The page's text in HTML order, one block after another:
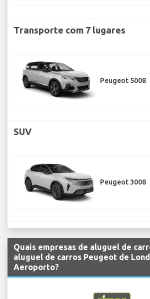
Transporte com 7 lugares
Peugeot 5008
SUV
Peugeot 3008
Quais empresas de aluguel de
aluguel de carros Peugeot de
Aeroporto?